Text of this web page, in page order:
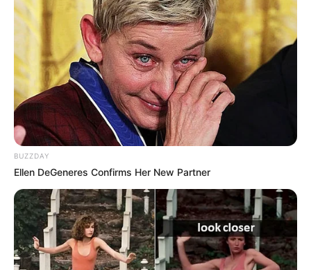
BUZZDAY
Ellen DeGeneres Confirms Her New Partner